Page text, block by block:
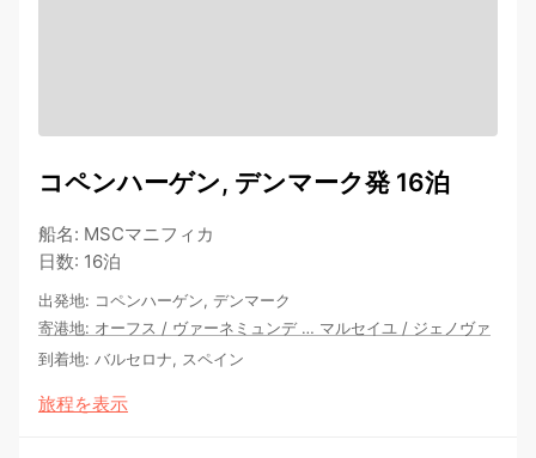
コペンハーゲン, デンマーク発 16泊
船名: MSCマニフィカ
日数: 16泊
出発地: コペンハーゲン, デンマーク
寄港地: オーフス / ヴァーネミュンデ… マルセイユ / ジェノヴァ
到着地: バルセロナ, スペイン
旅程を表示